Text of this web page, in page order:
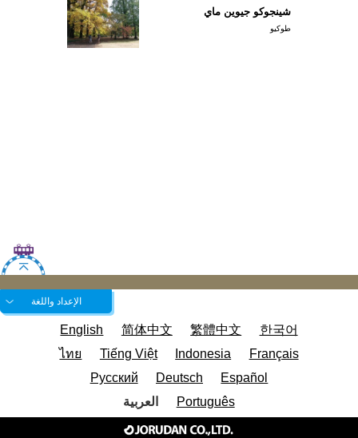
شينجوكو جيوين ماي
طوكيو
الإعداد واللغة
English 简体中文 繁體中文
한국어
ไทย
Tiếng Việt Indonesia
Français
Русский
Deutsch
Español
Português
العربية